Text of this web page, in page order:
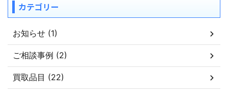
カテゴリー
お知らせ (1)
ご相談事例 (2)
買取品目 (22)